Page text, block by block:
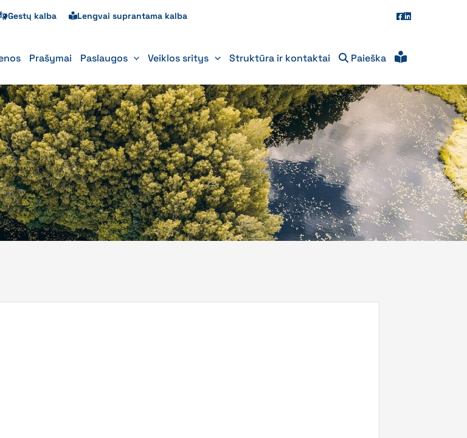
Gestų kalba Lengvai suprantama kalba
Prašymai Paslaugos Veiklos sritys Struktūra ir kontaktai Paieška